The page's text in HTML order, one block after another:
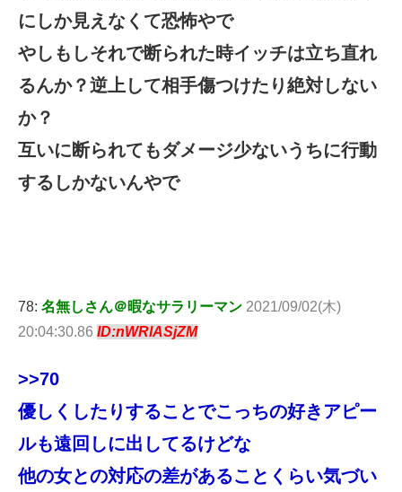
にしか見えなくて恐怖やで
やしもしそれで断られた時イッチは立ち直れ
るんか？逆上して相手傷つけたり絶対しない
か？
互いに断られてもダメージ少ないうちに行動
するしかないんやで
78: 名無しさん＠暇なサラリーマン 2021/09/02(木)
20:04:30.86 ID:nWRlASjZM
>>70
優しくしたりすることでこっちの好きアピー
ルも遠回しに出してるけどな
他の女との対応の差があることくらい気づい